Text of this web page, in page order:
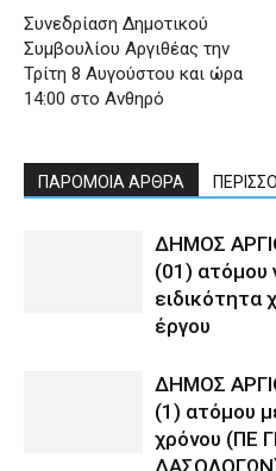
Συνεδρίαση Δημοτικού
Συμβουλίου Αργιθέας την
Τρίτη 8 Αυγούστου και ώρα
14:00 στο Ανθηρό
ΠΑΡΟΜΟΙΑ ΑΡΘΡΑ
ΔΗΜΟΣ
(01) ατόμου
ειδικότητα
έργου
ΔΗΜΟΣ
(1) ατόμου
χρόνου (ΠΕ